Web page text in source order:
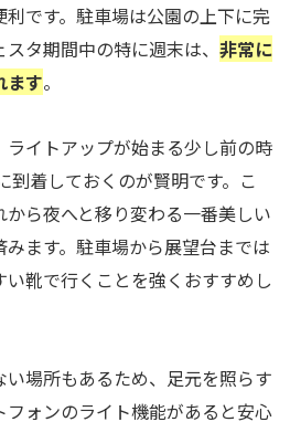
です。駐車場は公園の上下に完
タ期間中の特に週末は、 非常に
ます。
イトアップが始まる少し前の時
到着しておくのが賢明です。こ
ら夜へと移り変わる一番美しい
ます。駐車場から展望台までは
靴で行くことを強くおすすめし
い場所もあるため、足元を照らす
ォンのライト機能があると安心